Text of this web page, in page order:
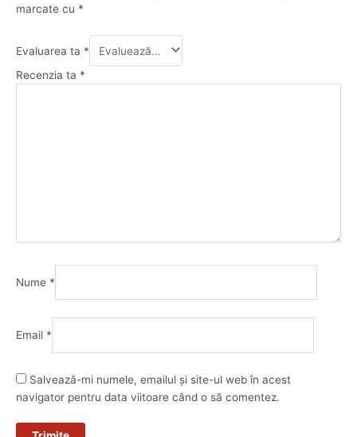
marcate cu *
Evaluarea ta *
Recenzia ta *
Nume *
Email *
Salvează-mi numele, emailul și site-ul web în acest
navigator pentru data viitoare când o să comentez.